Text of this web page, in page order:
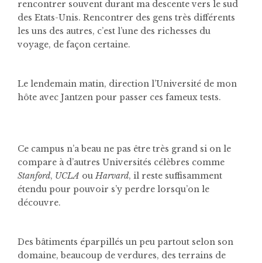
rencontrer souvent durant ma descente vers le sud
des Etats-Unis. Rencontrer des gens très différents
les uns des autres, c’est l’une des richesses du
voyage, de façon certaine.
Le lendemain matin, direction l’Université de mon
hôte avec Jantzen pour passer ces fameux tests.
Ce campus n’a beau ne pas être très grand si on le
compare à d’autres Universités célèbres comme
Stanford, UCLA ouHarvard, il reste suffisamment
étendu pour pouvoir s’y perdre lorsqu’on le
découvre.
Des bâtiments éparpillés un peu partout selon son
domaine, beaucoup de verdures, des terrains de